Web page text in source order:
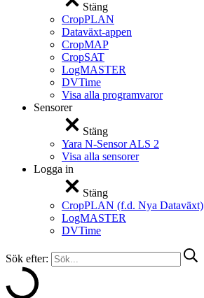
Stäng
CropPLAN
Dataväxt-appen
CropMAP
CropSAT
LogMASTER
DVTime
Visa alla programvaror
Sensorer
Stäng
Yara N-Sensor ALS 2
Visa alla sensorer
Logga in
Stäng
CropPLAN (f.d. Nya Dataväxt)
LogMASTER
DVTime
Sök efter: